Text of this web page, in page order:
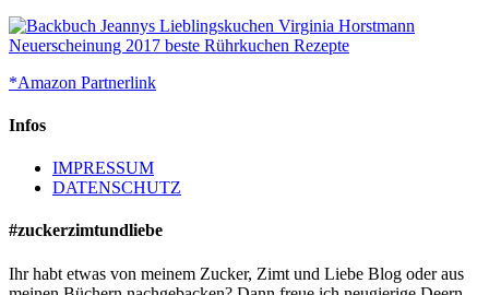
*Amazon Partnerlink
Infos
IMPRESSUM
DATENSCHUTZ
#zuckerzimtundliebe
Ihr habt etwas von meinem Zucker, Zimt und Liebe Blog oder aus